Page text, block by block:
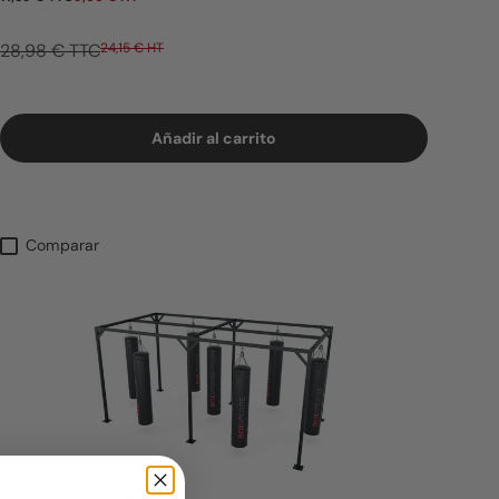
28,98 € TTC24,15 € HT
Añadir al carrito
Comparar